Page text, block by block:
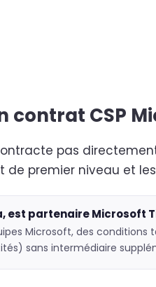
CSP
pas
de premier niveau et
est partenaire Microsoft
Microsoft, des
sans intermédiaire